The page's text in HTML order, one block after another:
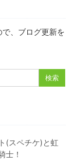
、ブログ更新を
(スペチケ)と虹
士！